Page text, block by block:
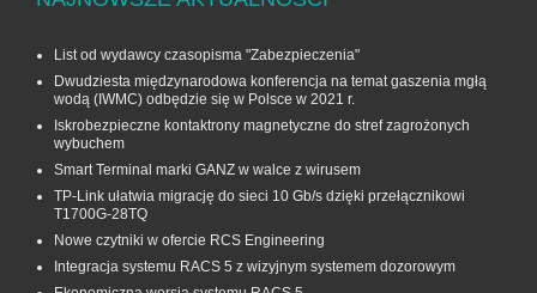
List od wydawcy czasopisma "Zabezpieczenia"
Dwudziesta międzynarodowa konferencja na temat gaszenia mgłą
wodą (IWMC) odbędzie się w Polsce w 2021 r.
Iskrobezpieczne kontaktrony magnetyczne do stref zagrożonych
wybuchem
Smart Terminal marki GANZ w walce z wirusem
TP-Link ułatwia migrację do sieci 10 Gb/s dzięki przełącznikowi
T1700G‑28TQ
Nowe czytniki w ofercie RCS Engineering
Integracja systemu RACS 5 z wizyjnym systemem dozorowym